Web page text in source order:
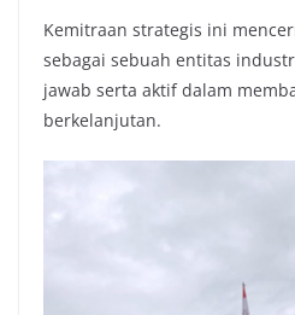
Kemitraan strategis ini
sebagai sebuah entitas
jawab serta aktif dalam
berkelanjutan.